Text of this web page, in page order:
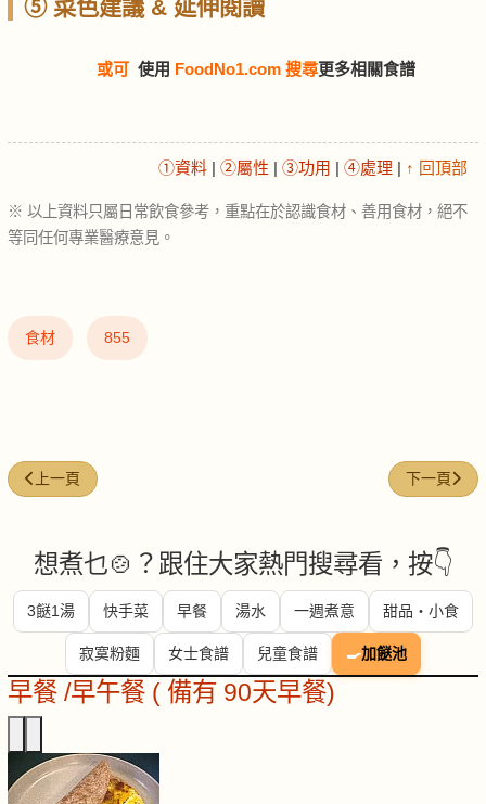
⑤ 菜色建議 & 延伸閱讀
或可 使用 FoodNo1.com 搜尋更多相關食譜
①資料 | ②屬性 | ③功用 | ④處理 | ↑ 回頂部
※ 以上資料只屬日常飲食參考，重點在於認識食材、善用食材，絕不
等同任何專業醫療意見。
食材 855
上一篇文章: 蒜香牛油醬 (Garlic butter sauce)
上一頁 下一篇文
下一頁
想煮乜🍲？跟住大家熱門搜尋看，按👇
3餸1湯 快手菜 早餐 湯水 一週煮意 甜品・小食
寂寞粉麵 女士食譜 兒童食譜 🍳加餸池
早餐 /早午餐 ( 備有 90天早餐)